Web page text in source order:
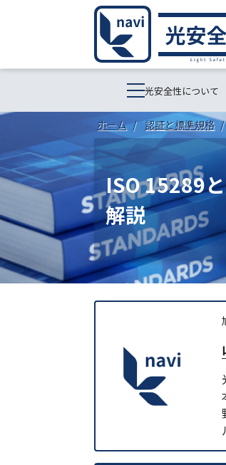
光安全性について
ホーム 認証と標準規格
ISO 15289
解説